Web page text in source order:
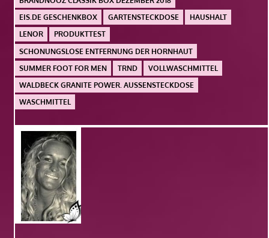
EIS.DE GESCHENKBOX
GARTENSTECKDOSE
HAUSHALT
LENOR
PRODUKTTEST
SCHONUNGSLOSE ENTFERNUNG DER HORNHAUT
SUMMER FOOT FOR MEN
TRND
VOLLWASCHMITTEL
WALDBECK GRANITE POWER. AUSSENSTECKDOSE
WASCHMITTEL